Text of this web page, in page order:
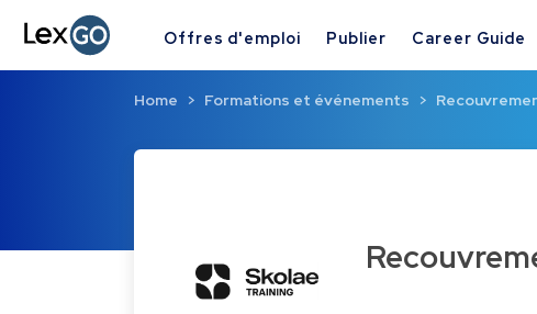
Offres d'emploi Publier Career Guide
Home Formations et événements